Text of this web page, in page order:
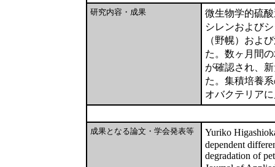
研究内容・成果
微生物学的硫
シレンおよび
（野幌）およ
た。数ヶ月間
が確認され、
た。集積培養
オバクテリア
成果となる論文・学会発表等
Yuriko
dependent
degradation of